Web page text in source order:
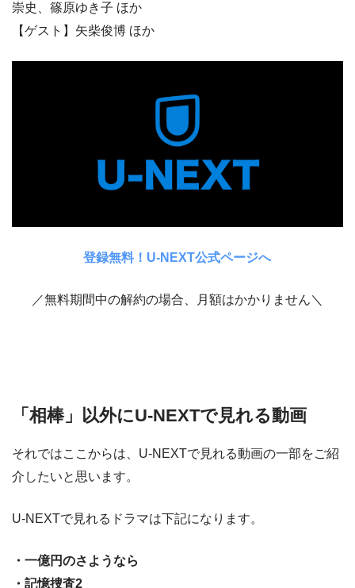
崇史、篠原ゆき子 ほか
【ゲスト】矢柴俊博 ほか
登録無料！U-NEXT公式ページへ
／無料期間中の解約の場合、月額はかかりません＼
「相棒」以外にU-NEXTで見れる動画
それではここからは、U-NEXTで見れる動画の一部をご紹
介したいと思います。
U-NEXTで見れるドラマは下記になります。
・一億円のさようなら
・記憶捜査2